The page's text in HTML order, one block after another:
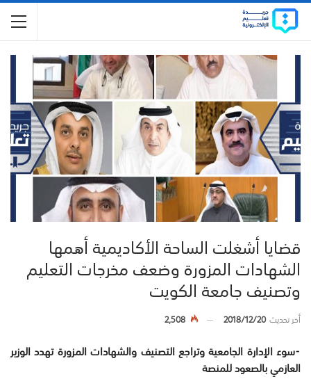
قضايا أشغلت الساحة الأكاديمية أهمها
الشهادات المزورة وضعف مخرجات التعليم
وتصنيف جامعة الكويت
أخر تحديث2018/12/20
2,508
⁃سوء الإدارة الجامعية وتراجع التصنيف والشهادات المزورة تهدد الوزير
العازمي بالصعود للمنصة